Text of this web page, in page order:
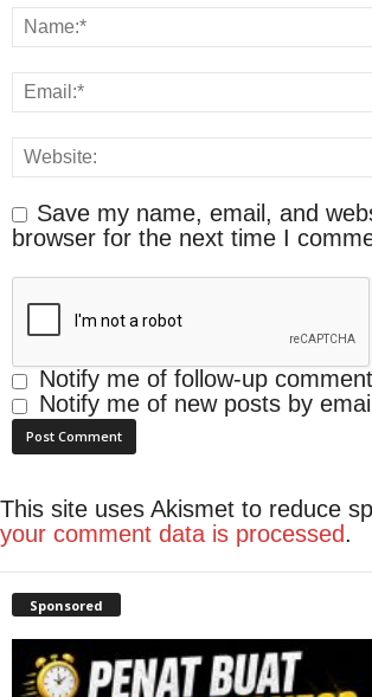
Save my name, email, and
browser for the next time I
Notify me of follow-up
Notify me of new posts by
This site uses Akismet to reduce
your comment data is processed.
Sponsored